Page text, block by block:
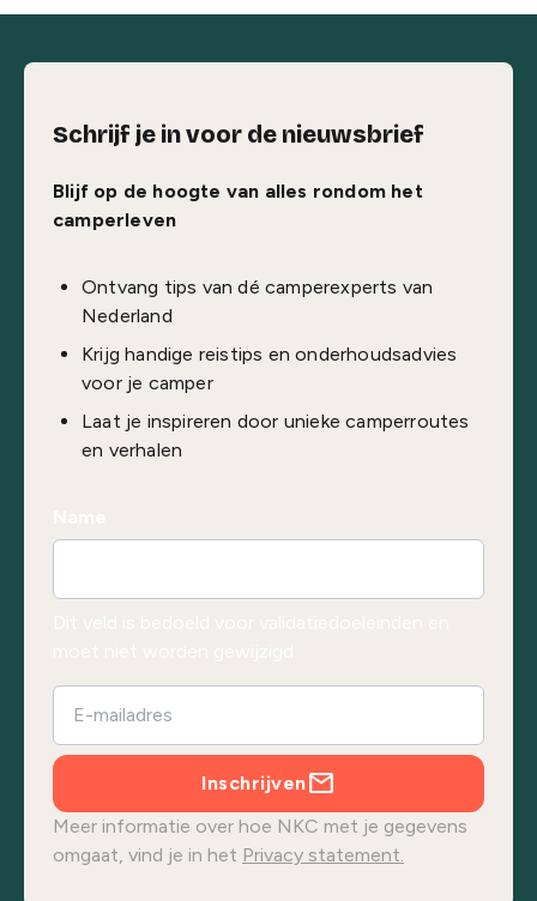
Schrijf je in voor de nieuwsbrief
Blijf op de hoogte van alles rondom het
camperleven
Ontvang tips van dé camperexperts van
Nederland
Krijg handige reistips en onderhoudsadvies
voor je camper
Laat je inspireren door unieke camperroutes
en verhalen
Inschrijven
Meer informatie over hoe NKC met je gegevens
omgaat, vind je in het Privacy statement.